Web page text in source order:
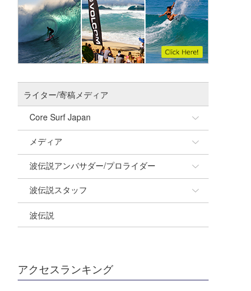
ライター/寄稿メディア
Core Surf Japan
Naoya Kimoto
mitsuteru Kamio
Yasunari Inoue
Yoshiyuki Obata
DELTA FORCE SURF
メディア
SURFMEDIA
Colors MAGAZINE
WAVAL
波伝説アンバサダー/プロライダー
福島寿実子
中浦“JET”章
進士剛光
波伝説スタッフ
☆加藤
Aichan
波伝説
アクセスランキング